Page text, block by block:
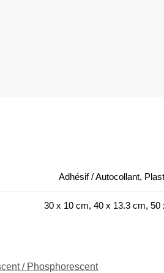
Adhésif / Autocollant,
30 x 10 cm, 40 x 13.3 cm, 50
/ Phosphorescent